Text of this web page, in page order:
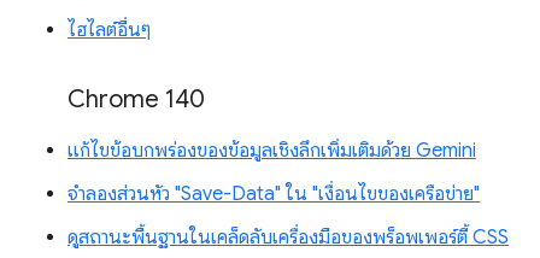
ไฮไลต์อื่นๆ
Chrome 140
แก้ไขข้อบกพร่องของข้อมูลเชิงลึกเพิ่มเติมด้วย Gemini
จำลองส่วนหัว "Save-Data" ใน "เงื่อนไขของเครือข่าย"
ดูสถานะพื้นฐานในเคล็ดลับเครื่องมือของพร็อพเพอร์ตี้ CSS